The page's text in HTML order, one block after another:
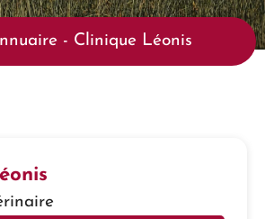
- Clinique Léonis